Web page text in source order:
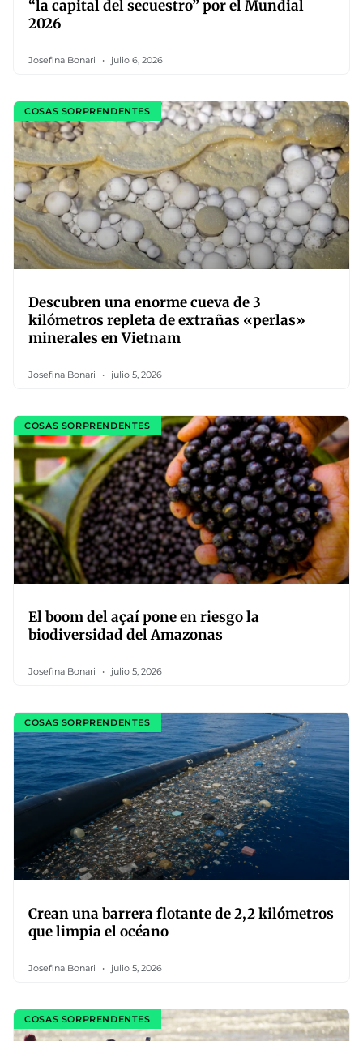
“la capital del secuestro” por el Mundial
2026
Josefina Bonari julio 6, 2026
COSAS SORPRENDENTES
Descubren una enorme cueva de 3
kilómetros repleta de extrañas «perlas»
minerales en Vietnam
Josefina Bonari julio 5, 2026
COSAS SORPRENDENTES
El boom del açaí pone en riesgo la
biodiversidad del Amazonas
Josefina Bonari julio 5, 2026
COSAS SORPRENDENTES
Crean una barrera flotante de 2,2 kilómetros
que limpia el océano
Josefina Bonari julio 5, 2026
COSAS SORPRENDENTES